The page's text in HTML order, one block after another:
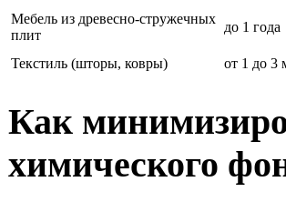
Мебель из древесно-стружечных
плит
до 1 года
Текстиль (шторы, ковры) от 1 до 3
Как
химического